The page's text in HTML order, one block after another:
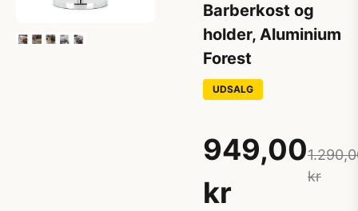
Barberkost og
holder, Aluminium
Forest
UDSALG
949,00
kr
kr